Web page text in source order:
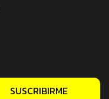
SUSCRIBIRME